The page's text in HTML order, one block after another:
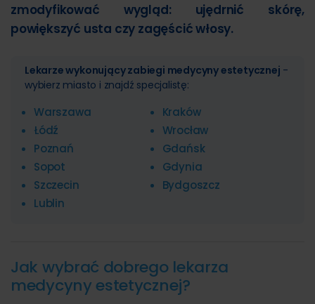
zmodyfikować wygląd: ujędrnić skórę,
powiększyć usta czy zagęścić włosy.
Lekarze wykonujący zabiegi medycyny estetycznej -
wybierz miasto i znajdź specjalistę:
Warszawa
Kraków
Łódź
Wrocław
Poznań
Gdańsk
Sopot
Gdynia
Szczecin
Bydgoszcz
Lublin
Jak wybrać dobrego lekarza
medycyny estetycznej?